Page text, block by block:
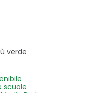
verde
scuole